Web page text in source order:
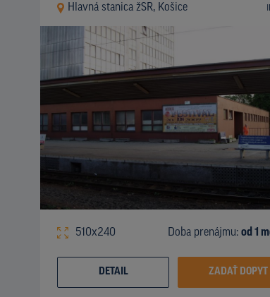
Hlavná stanica žSR, Košice
510x240 Doba prenájmu: od 1
DETAIL ZADAŤ DOPYT